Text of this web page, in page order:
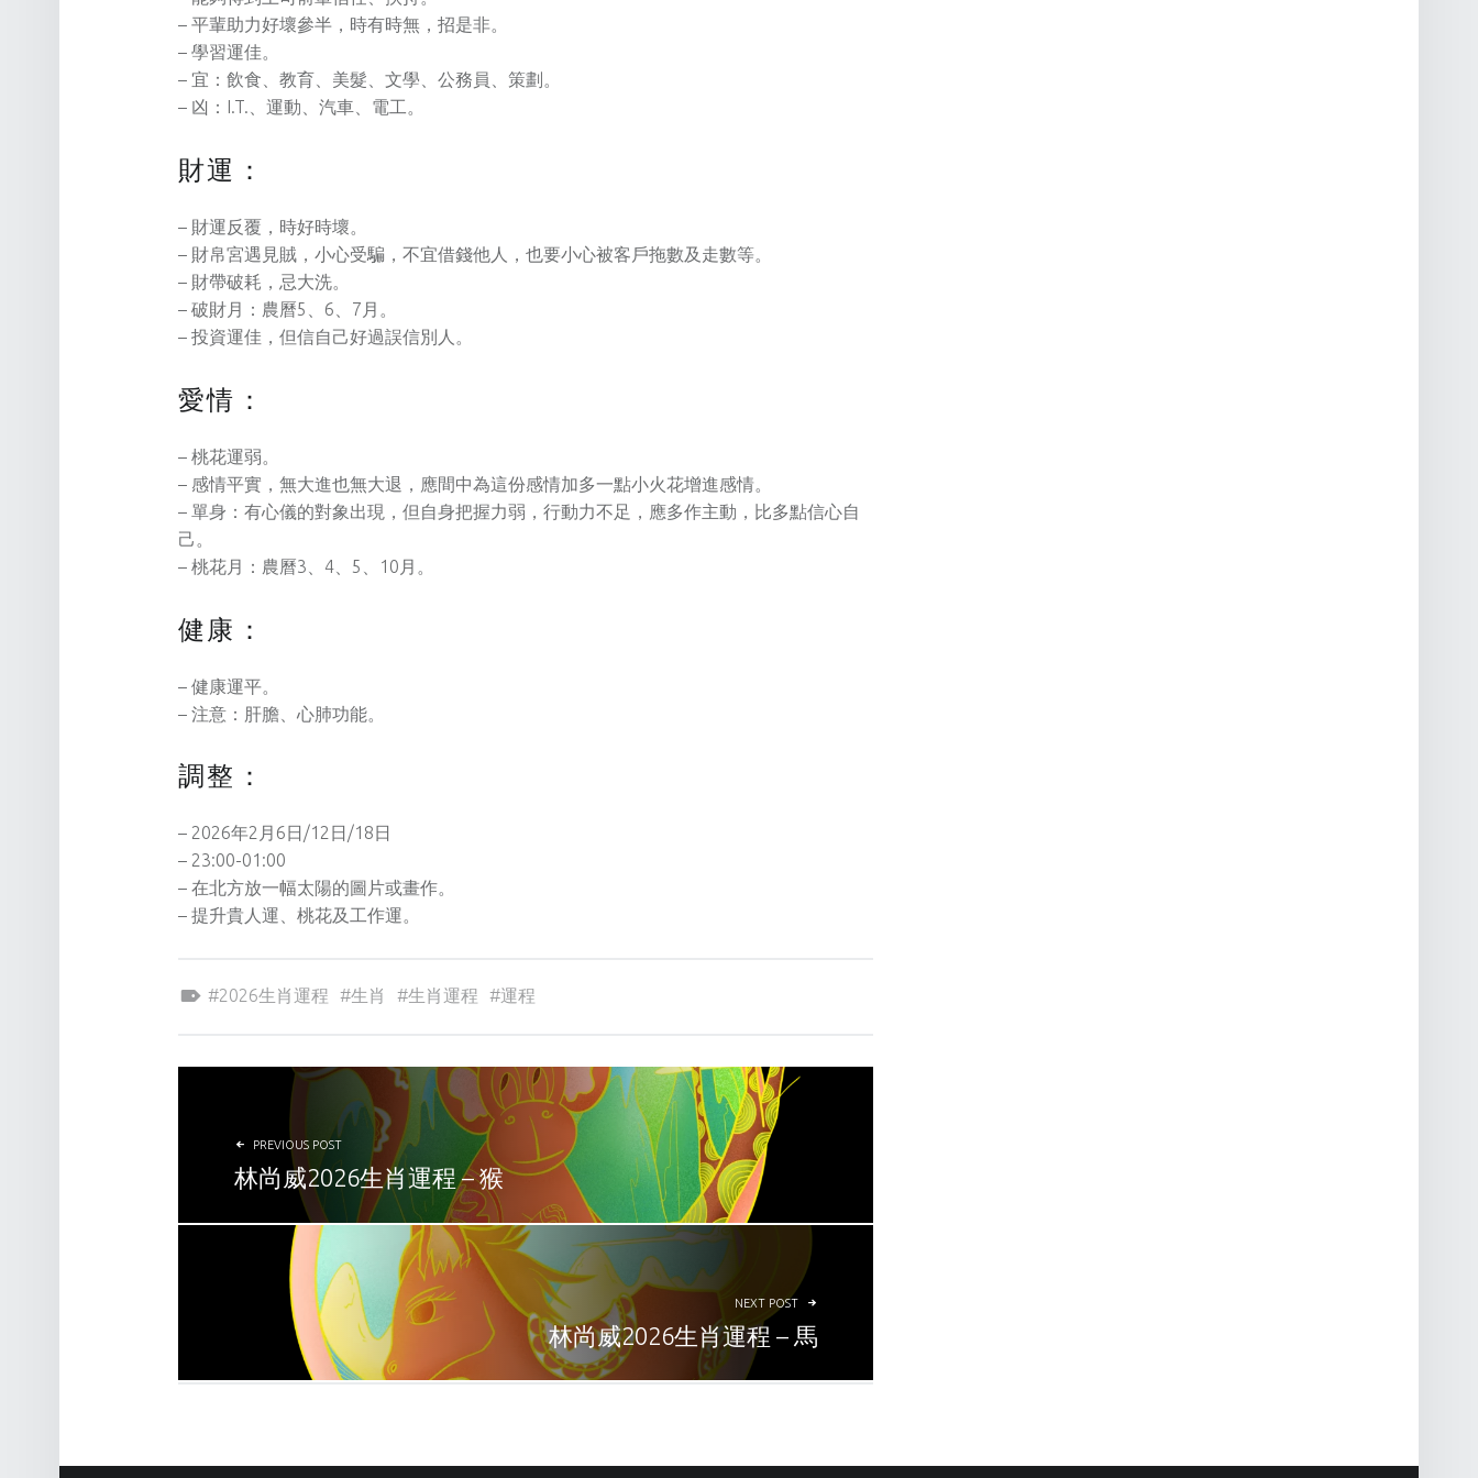
– 平輩助力好壞參半，時有時無，招是非。
– 學習運佳。
– 宜：飲食、教育、美髮、文學、公務員、策劃。
– 凶：I.T.、運動、汽車、電工。
財運：
– 財運反覆，時好時壞。
– 財帛宮遇見賊，小心受騙，不宜借錢他人，也要小心被客戶拖數及走數等。
– 財帶破耗，忌大洗。
– 破財月：農曆5、6、7月。
– 投資運佳，但信自己好過誤信別人。
愛情：
– 桃花運弱。
– 感情平實，無大進也無大退，應間中為這份感情加多一點小火花增進感情。
– 單身：有心儀的對象出現，但自身把握力弱，行動力不足，應多作主動，比多點信心自
己。
– 桃花月：農曆3、4、5、10月。
健康：
– 健康運平。
– 注意：肝膽、心肺功能。
調整：
– 2026年2月6日/12日/18日
– 23:00-01:00
– 在北方放一幅太陽的圖片或畫作。
– 提升貴人運、桃花及工作運。
2026生肖運程
生肖 生肖運程 運程
POST NAVIGATION
PREVIOUS POST
林尚威2026生肖運程 – 猴
NEXT POST
林尚威2026生肖運程 – 馬